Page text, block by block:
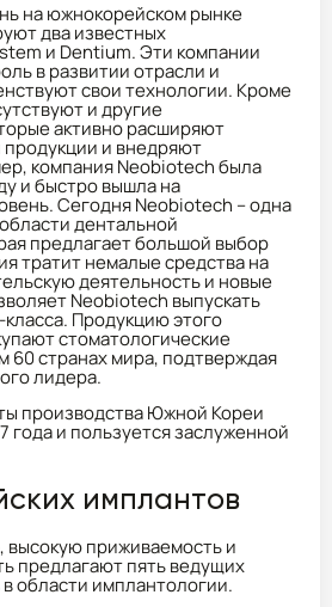
на южнокорейском рынке
два известных
и Dentium. Эти компании
в развитии отрасли и
свои технологии. Кроме
и другие
активно расширяют
и внедряют
компания Neobiotech была
и быстро вышла на
Сегодня Neobiotech – одна
дентальной
предлагает большой выбор
тратит немалые средства на
деятельность и новые
Neobiotech выпускать
Продукцию этого
стоматологические
60 странах мира, подтверждая
лидера.
производства Южной Кореи
года и пользуется заслуженной
имплантов
высокую приживаемость и
предлагают пять ведущих
области имплантологии.